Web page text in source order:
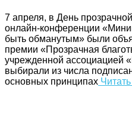
7 апреля, в День
онлайн-конференции
быть обманутым» были
премии «Прозрачная
учрежденной ассоциацией
выбирали из числа
основных принципах